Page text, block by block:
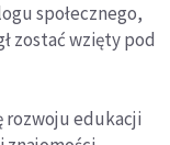
społecznego,
zostać wzięty pod
rozwoju edukacji